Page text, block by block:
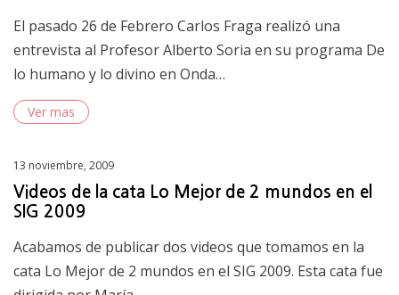
El pasado 26 de Febrero Carlos Fraga realizó una
entrevista al Profesor Alberto Soria en su programa De
lo humano y lo divino en Onda…
Ver mas
Posted
on
13 noviembre, 2009
Videos de la cata Lo Mejor de 2 mundos en el
SIG 2009
Acabamos de publicar dos videos que tomamos en la
cata Lo Mejor de 2 mundos en el SIG 2009. Esta cata fue